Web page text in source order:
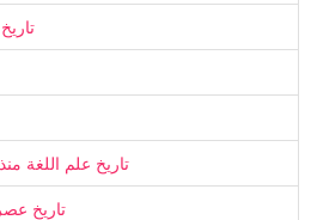
تاريخ علم اللغة
تاريخ